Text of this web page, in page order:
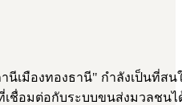
เมืองทองธานี" กำลังเป็นที่สน
ชื่อมต่อกับระบบขนส่งมวลชนไ